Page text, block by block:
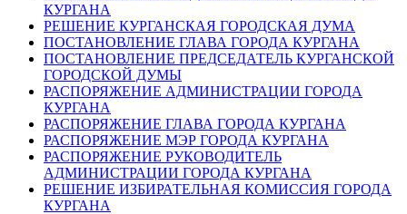
КУРГАНА
РЕШЕНИЕ КУРГАНСКАЯ ГОРОДСКАЯ ДУМА
ПОСТАНОВЛЕНИЕ ГЛАВА ГОРОДА КУРГАНА
ПОСТАНОВЛЕНИЕ ПРЕДСЕДАТЕЛЬ КУРГАНСКОЙ
ГОРОДСКОЙ ДУМЫ
РАСПОРЯЖЕНИЕ АДМИНИСТРАЦИИ ГОРОДА
КУРГАНА
РАСПОРЯЖЕНИЕ ГЛАВА ГОРОДА КУРГАНА
РАСПОРЯЖЕНИЕ МЭР ГОРОДА КУРГАНА
РАСПОРЯЖЕНИЕ РУКОВОДИТЕЛЬ
АДМИНИСТРАЦИИ ГОРОДА КУРГАНА
РЕШЕНИЕ ИЗБИРАТЕЛЬНАЯ КОМИССИЯ ГОРОДА
КУРГАНА